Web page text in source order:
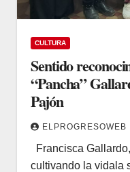
CULTURA
Sentido
“Pancha”
Pajón
ELPROGRESOWEB
Francisca
cultivando la vidala